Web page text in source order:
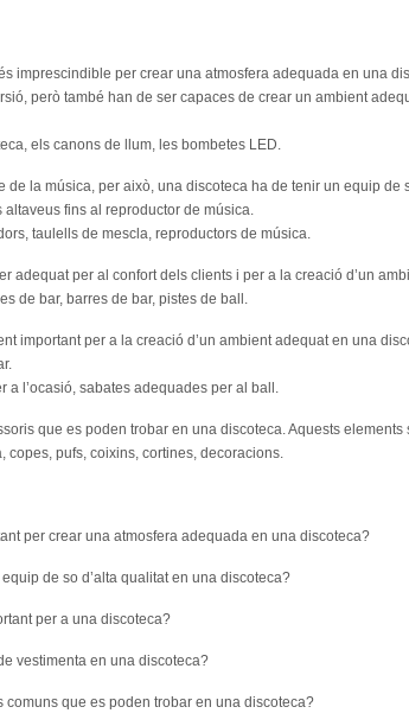
és imprescindible per crear una atmosfera adequada en una
però també han de ser capaces de crear un ambient
els canons de llum, les bombetes LED.
de la música, per això, una discoteca ha de tenir un equip
fins al reproductor de música.
taulells de mescla, reproductors de música.
adequat per al confort dels clients i per a la creació d’un
de bar, barres de bar, pistes de ball.
important per a la creació d’un ambient adequat en una
a l’ocasió, sabates adequades per al ball.
que es poden trobar en una discoteca. Aquests
copes, pufs, coixins, cortines, decoracions.
per crear una atmosfera adequada en una discoteca?
de so d’alta qualitat en una discoteca?
per a una discoteca?
vestimenta en una discoteca?
comuns que es poden trobar en una discoteca?